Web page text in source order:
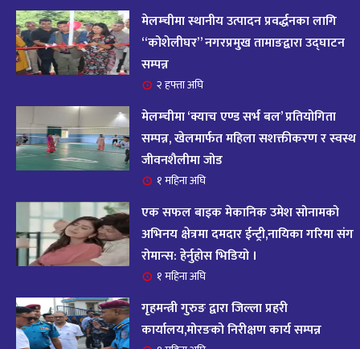
१४ आज २०८२ साल भदौ १६ गते सोमबारको राशिफल
११ महिना अघि
१५
आजको राशिफल : २०८२ भदौ १२ गते बिहीवार, २८
अगस्ट २०२५
११ महिना अघि
१६ आजको राशिफल – २०८२ साल भाद्र १० गते, मंगलबार
१७ आजको राशिफल – २०८२ साल भाद्र १० गते, मंगलबार
११ महिना अघि
१८
आजको राशिफल : आइतवार, ८ भदौ २०८२ (२४ अगस्ट
२०२५)
मेलम्चीमा स्थानीय उत्पादन प्रवर्द्धनका लागि
“कोशेलीघर” नगरप्रमुख तामाङद्वारा उद्घाटन
सम्पन्न
२ हफ्ता अघि
मेलम्चीमा ‘क्याच एण्ड सर्भ बल’ प्रतियोगिता
सम्पन्न, खेलमार्फत महिला सशक्तीकरण र स्वस्थ
जीवनशैलीमा जोड
१ महिना अघि
एक सफल बाइक मेकानिक उमेश सोनामको
अभिनय क्षेत्रमा दमदार ईन्ट्री,नायिका गरिमा संग
रोमान्स: हेर्नुहोस भिडियो ।
१ महिना अघि
गृहमन्त्री गुरुङ द्वारा जिल्ला प्रहरी
कार्यालय,मोरङको निरीक्षण कार्य सम्पन्न